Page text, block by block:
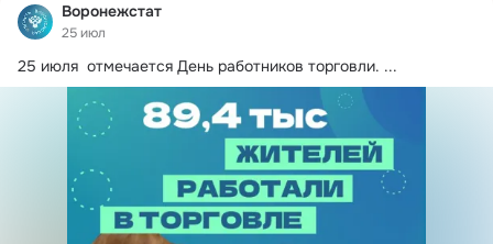
Воронежстат
25 июл
25 июля  отмечается День работников торговли. ...